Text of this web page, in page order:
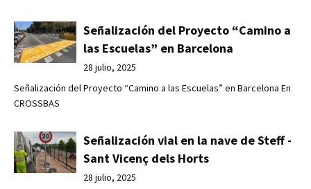
Señalización del Proyecto “Camino a
las Escuelas” en Barcelona
28 julio, 2025
Señalización del Proyecto “Camino a las Escuelas” en Barcelona En
CROSSBAS
Señalización vial en la nave de Steff -
Sant Vicenç dels Horts
28 julio, 2025